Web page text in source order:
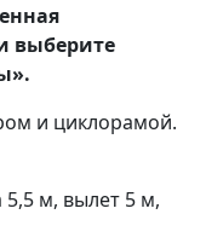
выберите
и циклорамой.
м, вылет 5 м,